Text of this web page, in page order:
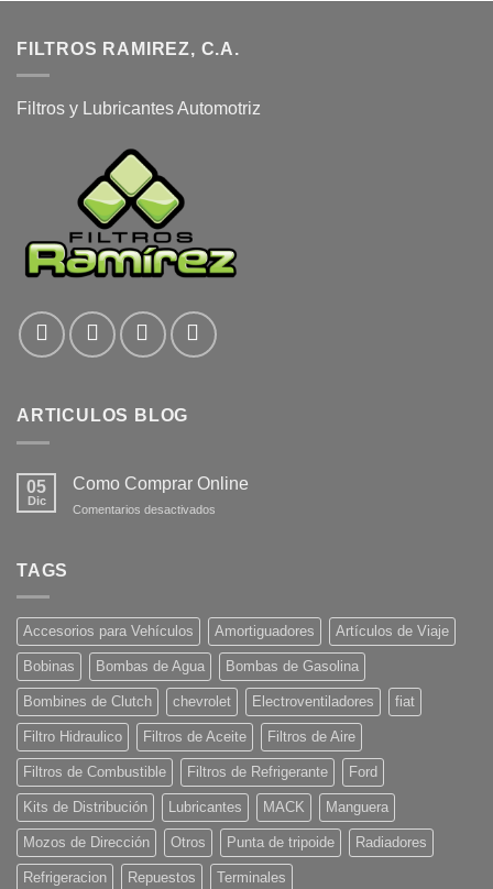
FILTROS RAMIREZ, C.A.
Filtros y Lubricantes Automotriz
ARTICULOS BLOG
05
Dic
Como Comprar Online
Comentarios desactivados
TAGS
Accesorios para Vehículos Amortiguadores Artículos de Viaje
Bobinas Bombas de Agua Bombas de Gasolina
Bombines de Clutch chevrolet Electroventiladores fiat
Filtro Hidraulico Filtros de Aceite Filtros de Aire
Filtros de Combustible Filtros de Refrigerante Ford
Kits de Distribución Lubricantes MACK Manguera
Mozos de Dirección Otros Punta de tripoide Radiadores
Refrigeracion Repuestos Terminales